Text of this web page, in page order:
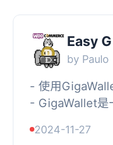
Easy
by Paulo
- 使用
- GigaWallet是
受...
2024-11-27